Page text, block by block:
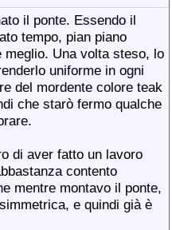
il ponte. Essendo il
tempo, pian piano
Una volta steso, lo
uniforme in ogni
del mordente colore teak
che starò fermo qualche
di aver fatto un lavoro
contento
mentre montavo il ponte,
e quindi già è